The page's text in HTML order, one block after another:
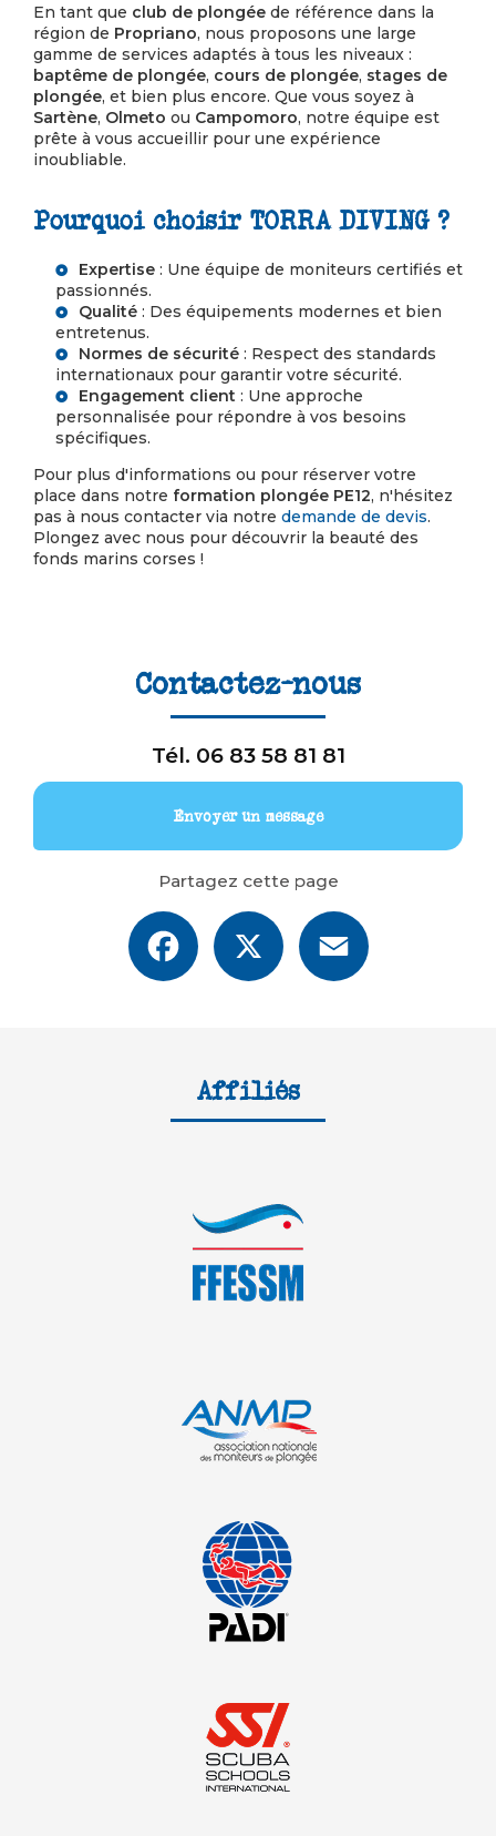
En tant que club de plongée de référence dans la
région de Propriano, nous proposons une large
gamme de services adaptés à tous les niveaux :
baptême de plongée, cours de plongée, stages de
plongée, et bien plus encore. Que vous soyez à
Sartène, Olmeto ou Campomoro, notre équipe est
prête à vous accueillir pour une expérience
inoubliable.
Pourquoi choisir TORRA DIVING ?
Expertise : Une équipe de moniteurs certifiés et
passionnés.
Qualité : Des équipements modernes et bien
entretenus.
Normes de sécurité : Respect des standards
internationaux pour garantir votre sécurité.
Engagement client : Une approche
personnalisée pour répondre à vos besoins
spécifiques.
Pour plus d'informations ou pour réserver votre
place dans notre formation plongée PE12, n'hésitez
pas à nous contacter via notre demande de devis.
Plongez avec nous pour découvrir la beauté des
fonds marins corses !
Contactez-nous
Tél. 06 83 58 81 81
Envoyer un message
Partagez cette page
Facebook
Affiliés